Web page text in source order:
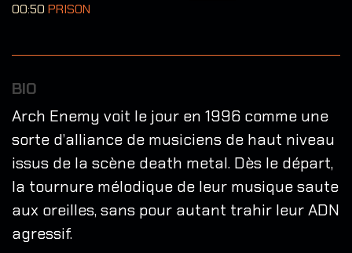
00:50 PRISON
BIO
Arch Enemy voit le jour en 1996 comme une
sorte d’alliance de musiciens de haut niveau
issus de la scène death metal. Dès le départ,
la tournure mélodique de leur musique saute
aux oreilles, sans pour autant trahir leur ADN
agressif.